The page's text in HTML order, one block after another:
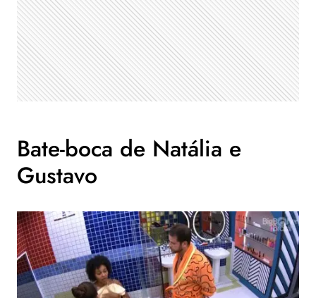
Bate-boca de Natália e
Gustavo